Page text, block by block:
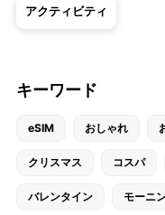
アクティビティ
キーワード
eSIM おしゃれ
クリスマス コスパ
バレンタイン モーニ